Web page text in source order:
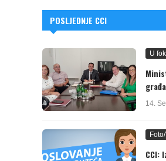
POSLJEDNJE CCI
U
14.
CCI: